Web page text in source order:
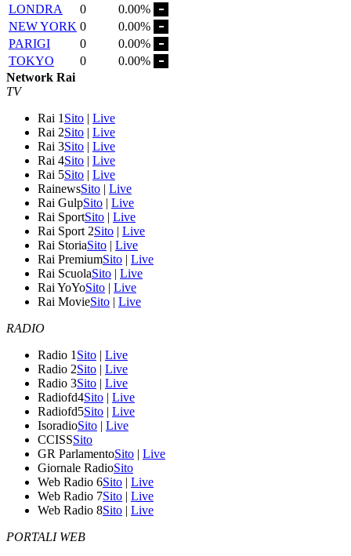
LONDRA
0
0.00%
NEW YORK 0
0.00%
PARIGI
0
0.00%
TOKYO
0
0.00%
Network Rai
TV
Rai 1 Sito | Live
Rai 2Sito | Live
Rai 3Sito | Live
Rai 4Sito | Live
Rai 5Sito | Live
RainewsSito | Live
Rai GulpSito | Live
Rai SportSito | Live
Rai Sport 2Sito | Live
Rai StoriaSito | Live
Rai PremiumSito | Live
Rai ScuolaSito | Live
Rai YoYoSito | Live
Rai MovieSito | Live
RADIO
Radio 1 Sito | Live
Radio 2Sito | Live
Radio 3Sito | Live
Radiofd4Sito | Live
Radiofd5Sito | Live
IsoradioSito | Live
CCISSSito
GR ParlamentoSito | Live
Giornale RadioSito
Web Radio 6Sito | Live
Web Radio 7Sito | Live
Web Radio 8Sito | Live
PORTALI WEB